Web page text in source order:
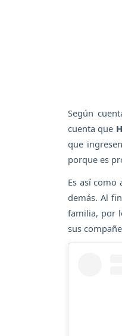
Según
cuenta que
que
porque es
Es así como
demás. Al
familia, por
sus